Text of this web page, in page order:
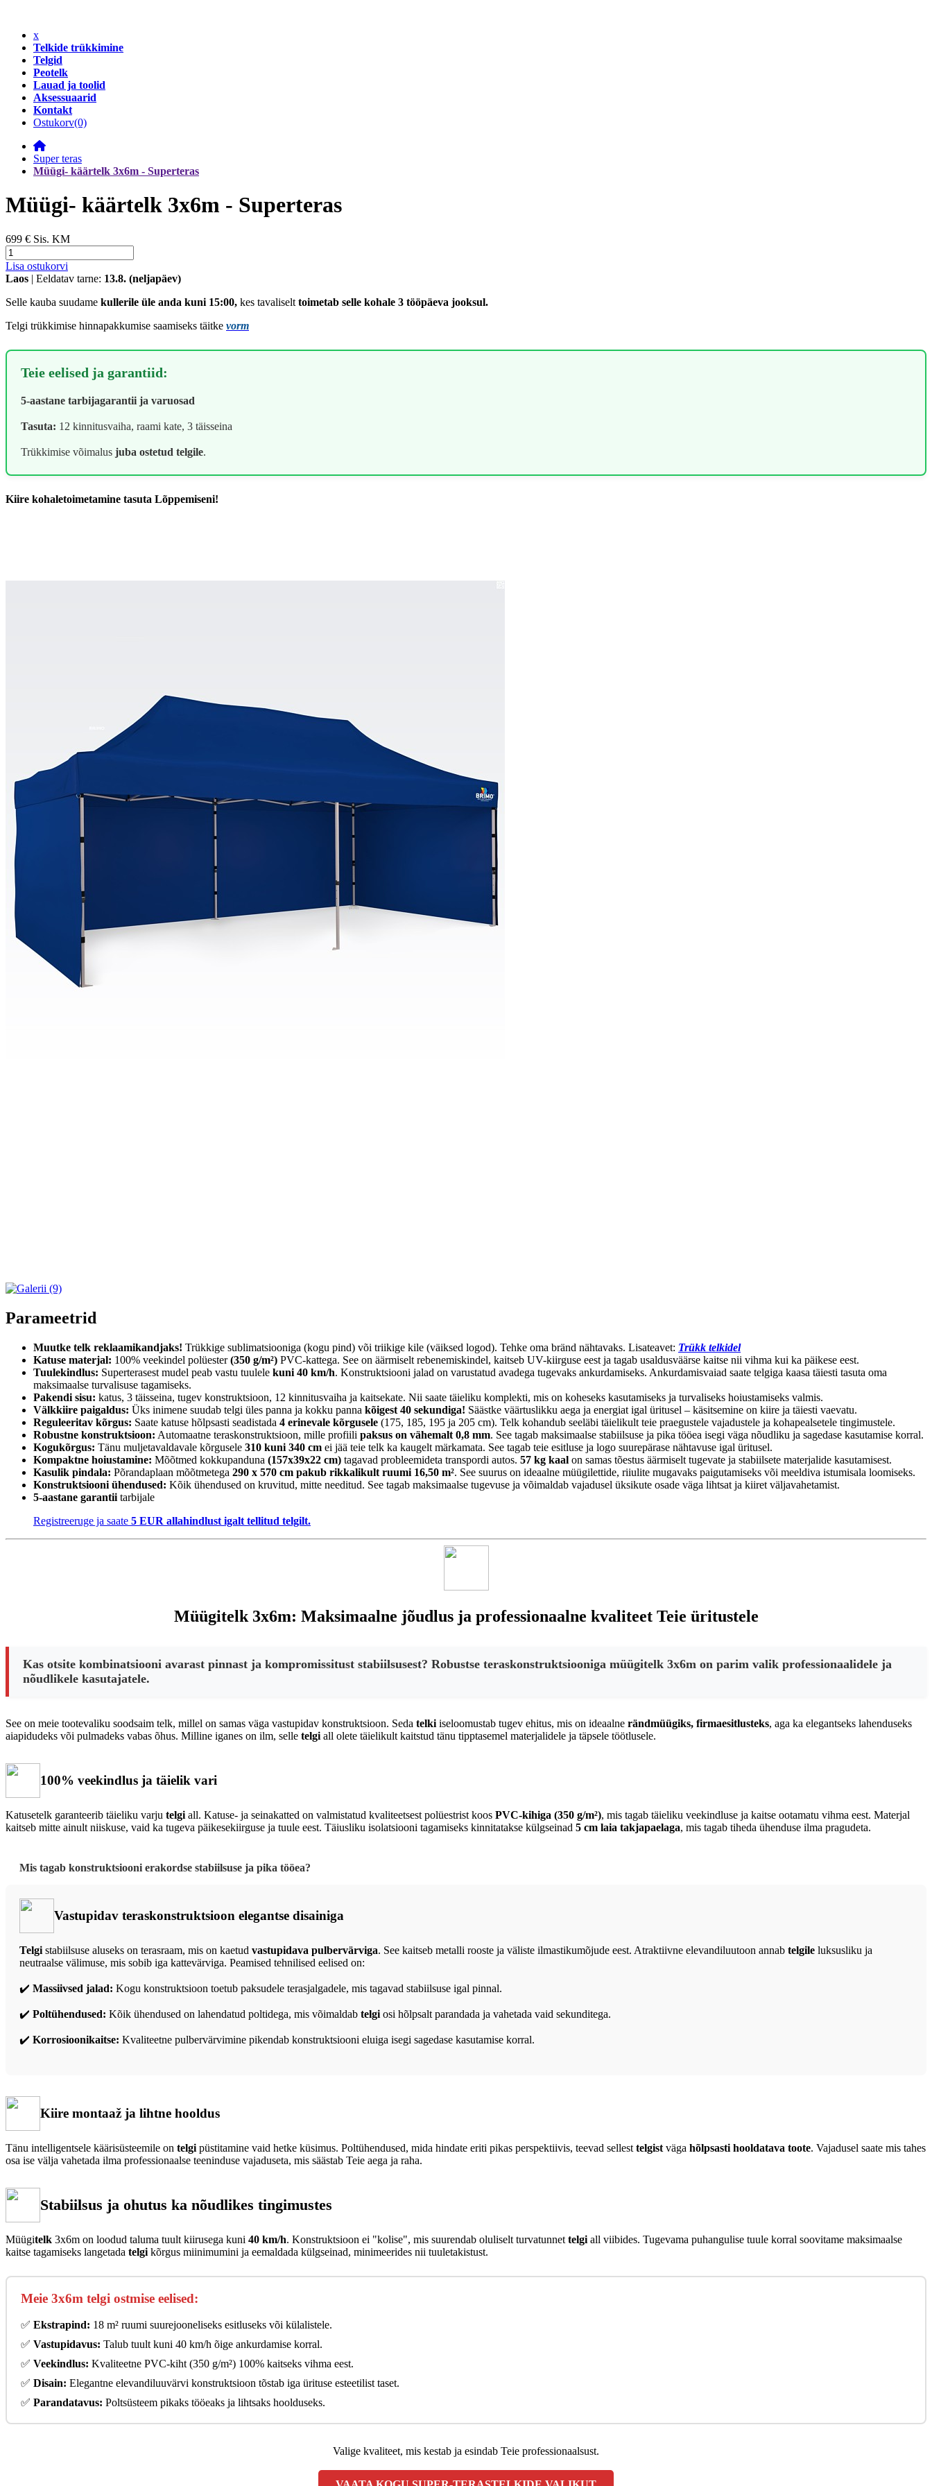
x
Telkide trükkimine
Telgid
Peotelk
Lauad ja toolid
Aksessuaarid
Kontakt
Ostukorv(0)
Super teras
Müügi- käärtelk 3x6m - Superteras
Müügi- käärtelk 3x6m - Superteras
699 € Sis. KM
Lisa ostukorvi
Laos | Eeldatav tarne: 13.8. (neljapäev)
Selle kauba suudame kullerile üle anda kuni 15:00, kes tavaliselt toimetab selle kohale 3 tööpäeva jooksul.
Telgi trükkimise hinnapakkumise saamiseks täitke vorm
Teie eelised ja garantiid:
5-aastane tarbijagarantii ja varuosad
Tasuta: 12 kinnitusvaiha, raami kate, 3 täisseina
Trükkimise võimalus juba ostetud telgile.
Kiire kohaletoimetamine tasuta Lõppemiseni!
Parameetrid
Muutke telk reklaamikandjaks! Trükkige sublimatsiooniga (kogu pind) või triikige kile (väiksed logod). Tehke oma bränd nähtavaks. Lisateavet: Trükk telkidel
Katuse materjal: 100% veekindel polüester(350 g/m²) PVC-kattega. See on äärmiselt rebenemiskindel, kaitseb UV-kiirguse eest ja tagab usaldusväärse kaitse nii vihma kui ka päikese eest.
Tuulekindlus: Superterasest mudel peab vastu tuulele kuni 40 km/h. Konstruktsiooni jalad on varustatud avadega tugevaks ankurdamiseks. Ankurdamisvaiad saate telgiga kaasa täiesti tasuta oma
maksimaalse turvalisuse tagamiseks.
Pakendi sisu: katus, 3 täisseina, tugev konstruktsioon, 12 kinnitusvaiha ja kaitsekate. Nii saate täieliku komplekti, mis on koheseks kasutamiseks ja turvaliseks hoiustamiseks valmis.
Välkkiire paigaldus: Üks inimene suudab telgi üles panna ja kokku panna kõigest 40 sekundiga! Säästke väärtuslikku aega ja energiat igal üritusel – käsitsemine on kiire ja täiesti vaevatu.
Reguleeritav kõrgus: Saate katuse hõlpsasti seadistada 4 erinevale kõrgusele (175, 185, 195 ja 205 cm). Telk kohandub seeläbi täielikult teie praegustele vajadustele ja kohapealsetele tingimustele.
Robustne konstruktsioon: Automaatne teraskonstruktsioon, mille profiili paksus on vähemalt 0,8 mm. See tagab maksimaalse stabiilsuse ja pika tööea isegi väga nõudliku ja sagedase kasutamise korral.
Kogukõrgus: Tänu muljetavaldavale kõrgusele 310 kuni 340 cm ei jää teie telk ka kaugelt märkamata. See tagab teie esitluse ja logo suurepärase nähtavuse igal üritusel.
Kompaktne hoiustamine: Mõõtmed kokkupanduna (157x39x22 cm) tagavad probleemideta transpordi autos. 57 kg kaal on samas tõestus äärmiselt tugevate ja stabiilsete materjalide kasutamisest.
Kasulik pindala: Põrandaplaan mõõtmetega 290 x 570 cm pakub rikkalikult ruumi 16,50 m². See suurus on ideaalne müügilettide, riiulite mugavaks paigutamiseks või meeldiva istumisala loomiseks.
Konstruktsiooni ühendused: Kõik ühendused on kruvitud, mitte needitud. See tagab maksimaalse tugevuse ja võimaldab vajadusel üksikute osade väga lihtsat ja kiiret väljavahetamist.
5-aastane garantii tarbijale
Registreeruge ja saate 5 EUR allahindlust igalt tellitud telgilt.
Müügitelk 3x6m: Maksimaalne jõudlus ja professionaalne kvaliteet Teie üritustele
Kas otsite kombinatsiooni avarast pinnast ja kompromissitust stabiilsusest? Robustse teraskonstruktsiooniga müügitelk 3x6m on parim valik professionaalidele ja
nõudlikele kasutajatele.
See on meie tootevaliku soodsaim telk, millel on samas väga vastupidav konstruktsioon. Seda telki iseloomustab tugev ehitus, mis on ideaalne rändmüügiks, firmaesitlusteks, aga ka elegantseks lahenduseks
aiapidudeks või pulmadeks vabas õhus. Milline iganes on ilm, selle telgi all olete täielikult kaitstud tänu tipptasemel materjalidele ja täpsele töötlusele.
100% veekindlus ja täielik vari
Katusetelk garanteerib täieliku varju telgi all. Katuse- ja seinakatted on valmistatud kvaliteetsest polüestrist koos PVC-kihiga (350 g/m²), mis tagab täieliku veekindluse ja kaitse ootamatu vihma eest. Materjal
kaitseb mitte ainult niiskuse, vaid ka tugeva päikesekiirguse ja tuule eest. Täiusliku isolatsiooni tagamiseks kinnitatakse külgseinad 5 cm laia takjapaelaga, mis tagab tiheda ühenduse ilma pragudeta.
Mis tagab konstruktsiooni erakordse stabiilsuse ja pika tööea?
Vastupidav teraskonstruktsioon elegantse disainiga
Telgi stabiilsuse aluseks on terasraam, mis on kaetud vastupidava pulbervärviga. See kaitseb metalli rooste ja väliste ilmastikumõjude eest. Atraktiivne elevandiluutoon annab telgile luksusliku ja
neutraalse välimuse, mis sobib iga kattevärviga. Peamised tehnilised eelised on:
✔️ Massiivsed jalad: Kogu konstruktsioon toetub paksudele terasjalgadele, mis tagavad stabiilsuse igal pinnal.
✔️ Poltühendused: Kõik ühendused on lahendatud poltidega, mis võimaldab telgi osi hõlpsalt parandada ja vahetada vaid sekunditega.
✔️ Korrosioonikaitse: Kvaliteetne pulbervärvimine pikendab konstruktsiooni eluiga isegi sagedase kasutamise korral.
Kiire montaaž ja lihtne hooldus
Tänu intelligentsele käärisüsteemile on telgi püstitamine vaid hetke küsimus. Poltühendused, mida hindate eriti pikas perspektiivis, teevad sellest telgist väga hõlpsasti hooldatava toote. Vajadusel saate mis tahes
osa ise välja vahetada ilma professionaalse teeninduse vajaduseta, mis säästab Teie aega ja raha.
Stabiilsus ja ohutus ka nõudlikes tingimustes
Müügitelk 3x6m on loodud taluma tuult kiirusega kuni 40 km/h. Konstruktsioon ei "kolise", mis suurendab oluliselt turvatunnet telgi all viibides. Tugevama puhangulise tuule korral soovitame maksimaalse
kaitse tagamiseks langetada telgi kõrgus miinimumini ja eemaldada külgseinad, minimeerides nii tuuletakistust.
Meie 3x6m telgi ostmise eelised:
✅ Ekstrapind: 18 m² ruumi suurejooneliseks esitluseks või külalistele.
✅ Vastupidavus: Talub tuult kuni 40 km/h õige ankurdamise korral.
✅ Veekindlus: Kvaliteetne PVC-kiht (350 g/m²) 100% kaitseks vihma eest.
✅ Disain: Elegantne elevandiluuvärvi konstruktsioon tõstab iga ürituse esteetilist taset.
✅ Parandatavus: Poltsüsteem pikaks tööeaks ja lihtsaks hoolduseks.
Valige kvaliteet, mis kestab ja esindab Teie professionaalsust.